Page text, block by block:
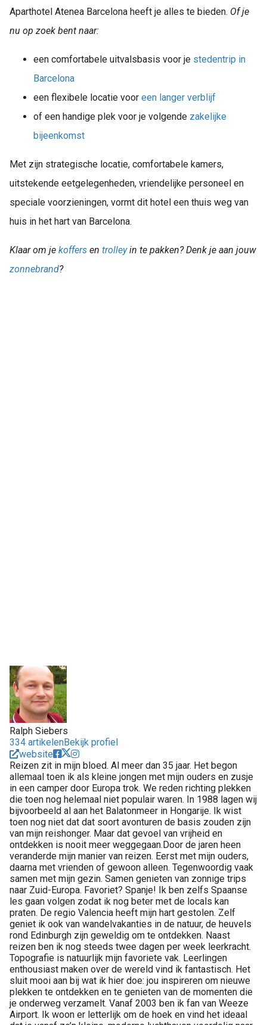
Aparthotel Atenea Barcelona heeft je alles te bieden. Of je
nu op zoek bent naar:
een comfortabele uitvalsbasis voor je stedentrip in
Barcelona
een flexibele locatie voor een langer verblijf
of een handige plek voor je volgende zakelijke
bijeenkomst
Met zijn strategische locatie, comfortabele kamers,
uitstekende eetgelegenheden, vriendelijke personeel en
speciale voorzieningen, vormt dit hotel een thuis weg van
huis in het hart van Barcelona.
Klaar om je koffers en trolleyin te pakken? Denk je aan jouw
zonnebrand?
Ralph Siebers
334 artikelenBekijk profiel
website
Reizen zit in mijn bloed. Al meer dan 35 jaar. Het begon
allemaal toen ik als kleine jongen met mijn ouders en zusje
in een camper door Europa trok. We reden richting plekken
die toen nog helemaal niet populair waren. In 1988 lagen wij
bijvoorbeeld al aan het Balatonmeer in Hongarije. Ik wist
toen nog niet dat dat soort avonturen de basis zouden zijn
van mijn reishonger. Maar dat gevoel van vrijheid en
ontdekken is nooit meer weggegaan.Door de jaren heen
veranderde mijn manier van reizen. Eerst met mijn ouders,
daarna met vrienden of gewoon alleen. Tegenwoordig vaak
samen met mijn gezin. Samen genieten van zonnige trips
naar Zuid-Europa. Favoriet? Spanje! Ik ben zelfs Spaanse
les gaan volgen zodat ik nog beter met de locals kan
praten. De regio Valencia heeft mijn hart gestolen. Zelf
geniet ik ook van wandelvakanties in de natuur, de heuvels
rond Edinburgh zijn geweldig om te ontdekken. Naast
reizen ben ik nog steeds twee dagen per week leerkracht.
Topografie is natuurlijk mijn favoriete vak. Leerlingen
enthousiast maken over de wereld vind ik fantastisch. Het
sluit mooi aan bij wat ik hier doe: jou inspireren om nieuwe
plekken te ontdekken en te genieten van de momenten die
je onderweg verzamelt. Vanaf 2003 ben ik fan van Weeze
Airport. Ik woon er letterlijk om de hoek en vind het ideaal